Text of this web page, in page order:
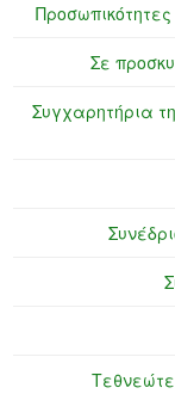
Προσωπικότητες
Σε
Συγχαρητήρια